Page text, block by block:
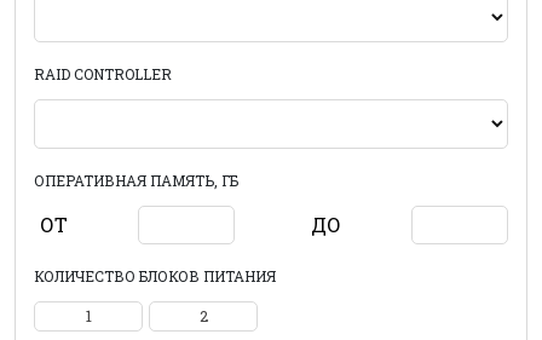
RAID CONTROLLER
ОПЕРАТИВНАЯ ПАМЯТЬ, ГБ
ОТ ДО
КОЛИЧЕСТВО БЛОКОВ ПИТАНИЯ
1 2